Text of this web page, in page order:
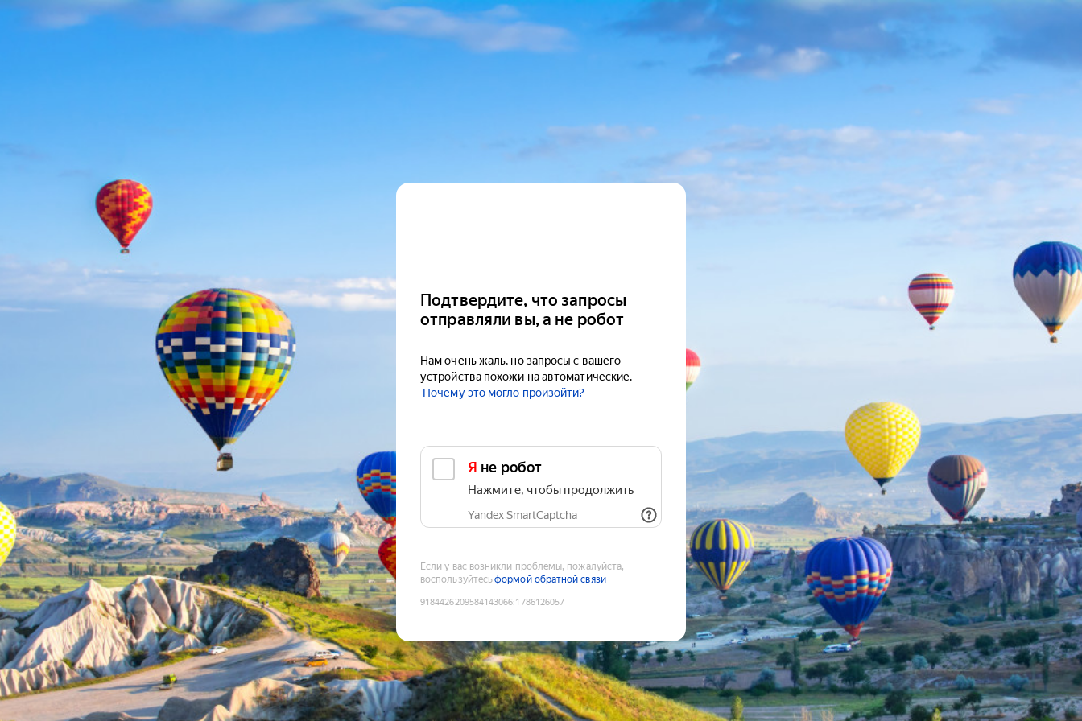
Подтвердите, что запросы
отправляли вы, а не робот
Нам очень жаль, но запросы с вашего
устройства похожи на автоматические.
Почему это могло произойти?
Я не робот
Нажмите, чтобы продолжить
Yandex SmartCaptcha
Если у вас возникли проблемы, пожалуйста,
воспользуйтесьформой обратной связи
9184426209584143066:1786126057